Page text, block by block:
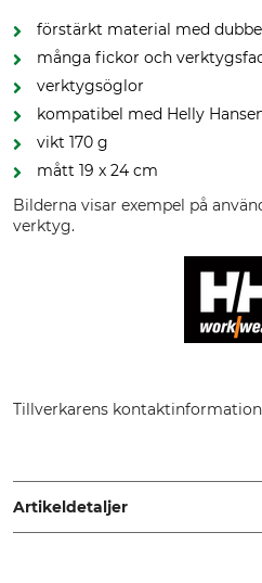
förstärkt material med
många fickor och
verktygsöglor
kompatibel med Helly
vikt 170 g
mått 19 x 24 cm
Bilderna visar exempel på
verktyg.
Tillverkarens kontaktinformation
München, Germany,
Artikeldetaljer